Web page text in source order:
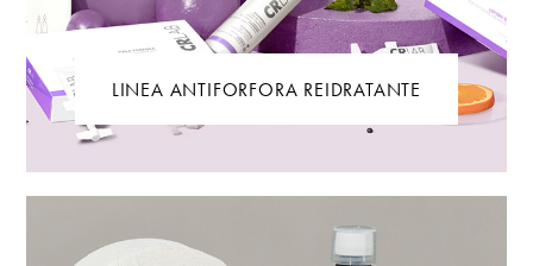
LINEA ANTIFORFORA REIDRATANTE